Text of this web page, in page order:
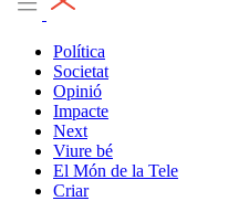
Política
Societat
Opinió
Impacte
Next
Viure bé
El Món de la Tele
Criar